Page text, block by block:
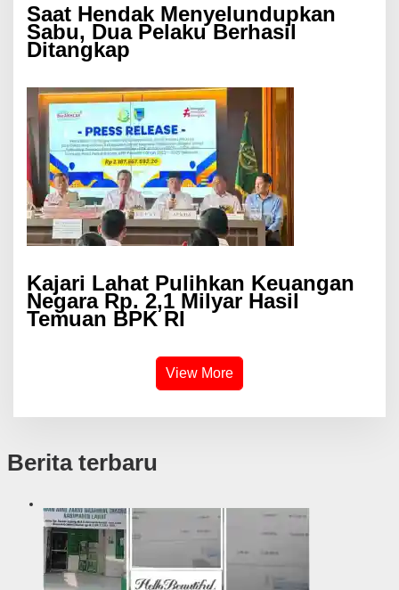
Saat Hendak Menyelundupkan
Sabu, Dua Pelaku Berhasil
Ditangkap
Kajari Lahat Pulihkan Keuangan
Negara Rp. 2,1 Milyar Hasil
Temuan BPK RI
View More
Berita terbaru